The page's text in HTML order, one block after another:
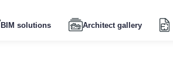
BIM solutions Architect gallery